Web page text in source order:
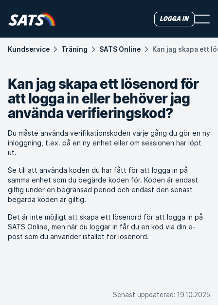
Logga in
Kundservice Träning SATS Online Kan jag skapa ett
Kan jag skapa ett lösenord för
att logga in eller behöver jag
använda verifieringskod?
Du måste använda verifikationskoden varje gång du gör en ny
inloggning, t.ex. på en ny enhet eller om sessionen har löpt
ut.
Se till att använda koden du har fått för att logga in på
samma enhet som du begärde koden för. Koden är endast
giltig under en begränsad period och endast den senast
begärda koden är giltig.
Det är inte möjligt att skapa ett lösenord för att logga in på
SATS Online, men när du loggar in får du en kod via din e-
post som du använder istället för lösenord.
Senast uppdaterad: 19.10.2025